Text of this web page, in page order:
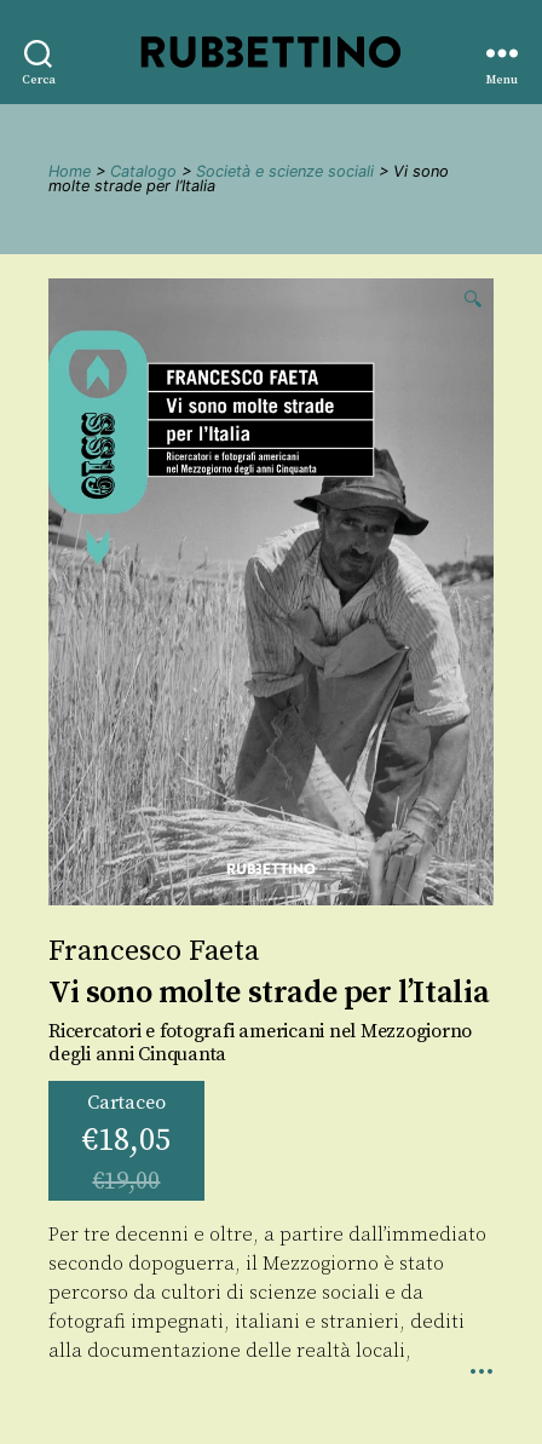
Cerca
editore
Menu
Home > Catalogo > Società e scienze sociali > Vi sono
molte strade per l’Italia
🔍
Francesco Faeta
Vi sono molte strade per l’Italia
Ricercatori e fotografi americani nel Mezzogiorno
degli anni Cinquanta
Cartaceo
€18,05
€19,00
Per tre decenni e oltre, a partire dall’immediato
secondo dopoguerra, il Mezzogiorno è stato
percorso da cultori di scienze sociali e da
fotografi impegnati, italiani e stranieri, dediti
alla documentazione delle realtà locali,